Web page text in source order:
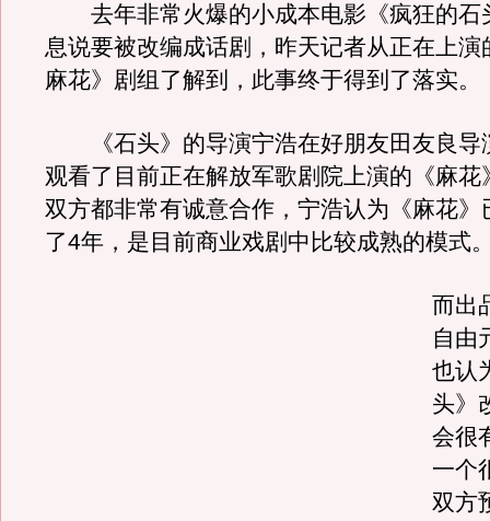
去年非常火爆的小成本电影《疯狂的石
息说要被改编成话剧，昨天记者从正在上演
麻花》剧组了解到，此事终于得到了落实。
《石头》的导演宁浩在好朋友田友良导
观看了目前正在解放军歌剧院上演的《麻花
双方都非常有诚意合作，宁浩认为《麻花》
了4年，是目前商业戏剧中比较成熟的模式
而出
自由
也认
头》
会很
一个
双方